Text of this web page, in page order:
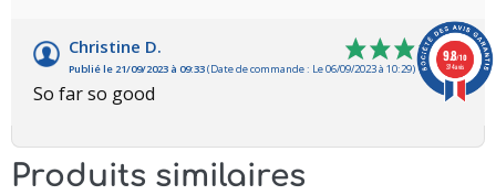
Christine D.
Publié le 21/09/2023 à 09:33(Date de commande : Le 06/09/2023 à 10:29)
So far so good
Produits similaires
9.8/10
374 avis